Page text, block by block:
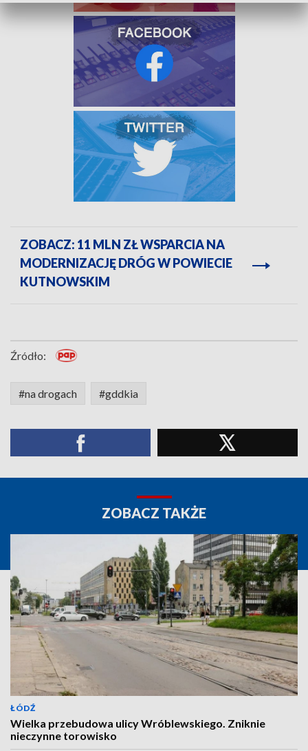
ZOBACZ: 11 MLN ZŁ WSPARCIA NA
MODERNIZACJĘ DRÓG W POWIECIE
KUTNOWSKIM
Źródło:
#na drogach #gddkia
ZOBACZ TAKŻE
ŁÓDŹ
Wielka przebudowa ulicy Wróblewskiego. Zniknie
nieczynne torowisko